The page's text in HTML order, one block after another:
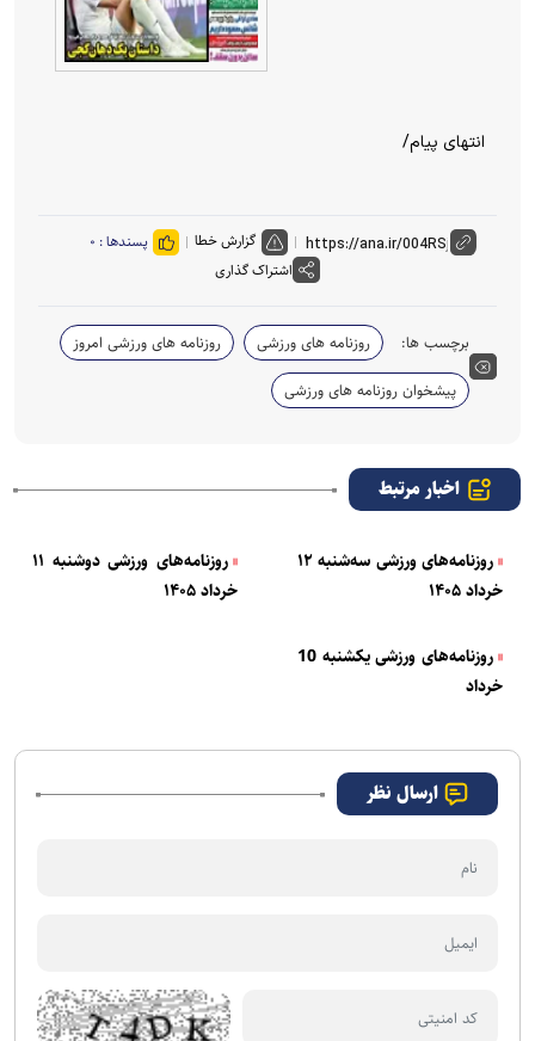
انتهای پیام/
گزارش خطا پسندها : ۰
اشتراک گذاری
برچسب ها: روزنامه های ورزشی
روزنامه های ورزشی امروز
پیشخوان روزنامه های ورزشی
اخبار مرتبط
روزنامه‌های ورزشی سه‌شنبه ۱۲
خرداد ۱۴۰۵
روزنامه‌های ورزشی دوشنبه ۱۱
خرداد ۱۴۰۵
روزنامه‌های ورزشی یکشنبه 10
خرداد
ارسال نظر